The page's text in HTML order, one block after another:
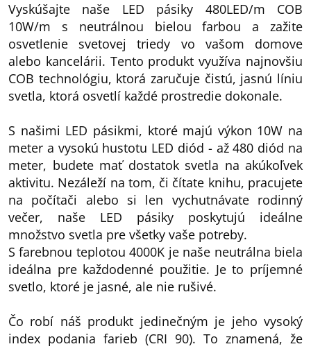
Vyskúšajte naše LED pásiky 480LED/m COB
10W/m s neutrálnou bielou farbou a zažite
osvetlenie svetovej triedy vo vašom domove
alebo kancelárii. Tento produkt využíva najnovšiu
COB technológiu, ktorá zaručuje čistú, jasnú líniu
svetla, ktorá osvetlí každé prostredie dokonale.
S našimi LED pásikmi, ktoré majú výkon 10W na
meter a vysokú hustotu LED diód - až 480 diód na
meter, budete mať dostatok svetla na akúkoľvek
aktivitu. Nezáleží na tom, či čítate knihu, pracujete
na počítači alebo si len vychutnávate rodinný
večer, naše LED pásiky poskytujú ideálne
množstvo svetla pre všetky vaše potreby.
S farebnou teplotou 4000K je naše neutrálna biela
ideálna pre každodenné použitie. Je to príjemné
svetlo, ktoré je jasné, ale nie rušivé.
Čo robí náš produkt jedinečným je jeho vysoký
index podania farieb (CRI 90). To znamená, že